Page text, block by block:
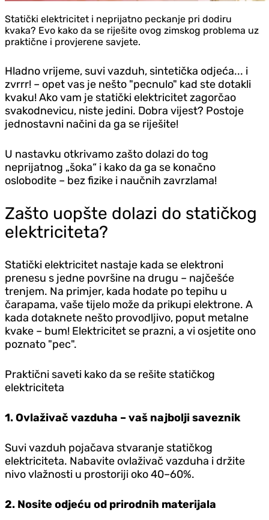
Statički elektricitet i neprijatno peckanje pri dodiru
kvaka? Evo kako da se riješite ovog zimskog problema uz
praktične i provjerene savjete.
Hladno vrijeme, suvi vazduh, sintetička odjeća... i
zvrrr! – opet vas je nešto "pecnulo" kad ste dotakli
kvaku! Ako vam je statički elektricitet zagorčao
svakodnevicu, niste jedini. Dobra vijest? Postoje
jednostavni načini da ga se riješite!
U nastavku otkrivamo zašto dolazi do tog
neprijatnog „šoka“ i kako da ga se konačno
oslobodite – bez fizike i naučnih zavrzlama!
Zašto uopšte dolazi do statičkog
elektriciteta?
Statički elektricitet nastaje kada se elektroni
prenesu s jedne površine na drugu – najčešće
trenjem. Na primjer, kada hodate po tepihu u
čarapama, vaše tijelo može da prikupi elektrone. A
kada dotaknete nešto provodljivo, poput metalne
kvake – bum! Elektricitet se prazni, a vi osjetite ono
poznato "pec".
Praktični saveti kako da se rešite statičkog
elektriciteta
1. Ovlaživač vazduha – vaš najbolji saveznik
Suvi vazduh pojačava stvaranje statičkog
elektriciteta. Nabavite ovlaživač vazduha i držite
nivo vlažnosti u prostoriji oko 40–60%.
2. Nosite odjeću od prirodnih materijala